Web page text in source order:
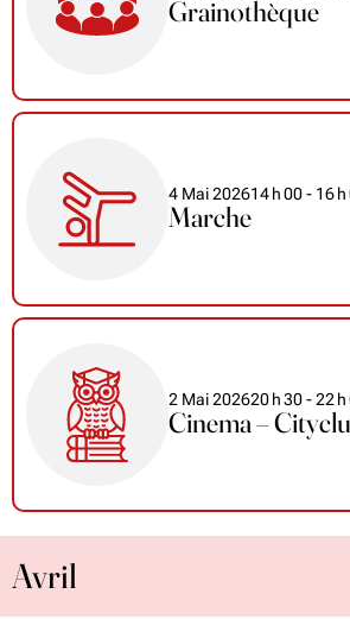
Grainothèque
4 Mai 202614h00- 16h
Marche
2 Mai 202620h30- 22 h
Cinema –
Avril